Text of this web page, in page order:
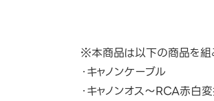
※本商品は以下の商品を組
・キャノンケーブル
・キャノンオス～RCA赤白